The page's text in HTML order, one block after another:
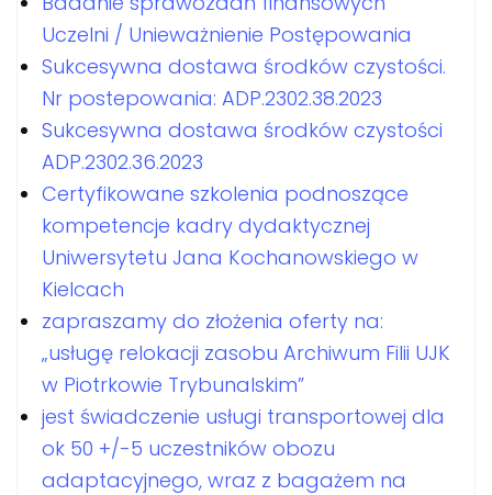
Uczelni / Unieważnienie Postępowania
Sukcesywna dostawa środków czystości.
Nr postepowania: ADP.2302.38.2023
Sukcesywna dostawa środków czystości
ADP.2302.36.2023
Certyfikowane szkolenia podnoszące
kompetencje kadry dydaktycznej
Uniwersytetu Jana Kochanowskiego w
Kielcach
zapraszamy do złożenia oferty na:
„usługę relokacji zasobu Archiwum Filii UJK
w Piotrkowie Trybunalskim”
jest świadczenie usługi transportowej dla
ok 50 +/-5 uczestników obozu
adaptacyjnego, wraz z bagażem na